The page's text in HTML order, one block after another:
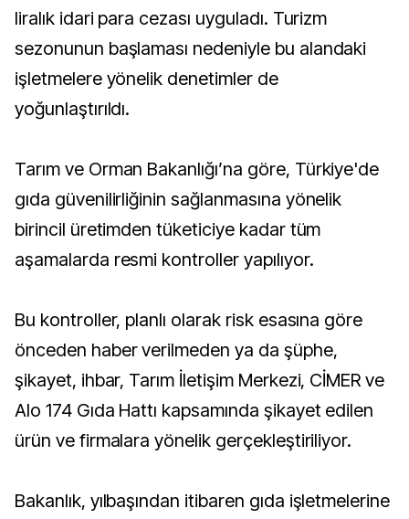
liralık idari para cezası uyguladı. Turizm
sezonunun başlaması nedeniyle bu alandaki
işletmelere yönelik denetimler de
yoğunlaştırıldı.
Tarım ve Orman Bakanlığı’na göre, Türkiye'de
gıda güvenilirliğinin sağlanmasına yönelik
birincil üretimden tüketiciye kadar tüm
aşamalarda resmi kontroller yapılıyor.
Bu kontroller, planlı olarak risk esasına göre
önceden haber verilmeden ya da şüphe,
şikayet, ihbar, Tarım İletişim Merkezi, CİMER ve
Alo 174 Gıda Hattı kapsamında şikayet edilen
ürün ve firmalara yönelik gerçekleştiriliyor.
Bakanlık, yılbaşından itibaren gıda işletmelerine